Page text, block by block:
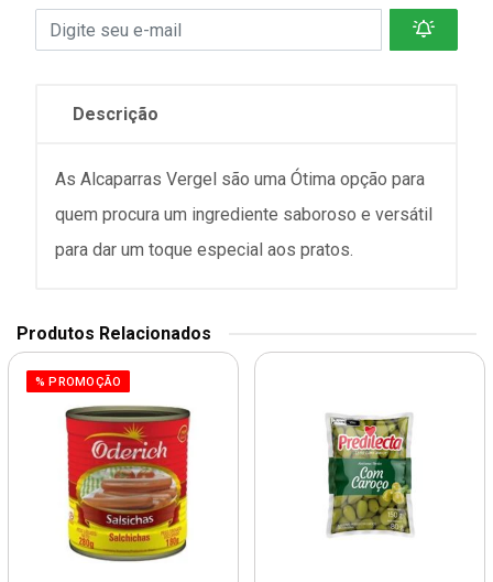
Descrição
As Alcaparras Vergel são uma Ótima opção para
quem procura um ingrediente saboroso e versátil
para dar um toque especial aos pratos.
Produtos Relacionados
% PROMOÇÃO